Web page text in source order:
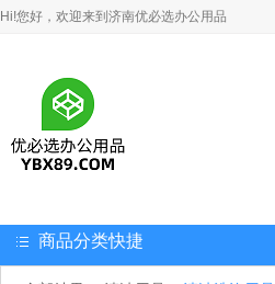
Hi!您好，欢迎来到济南优必选办公用品
商品分类快捷